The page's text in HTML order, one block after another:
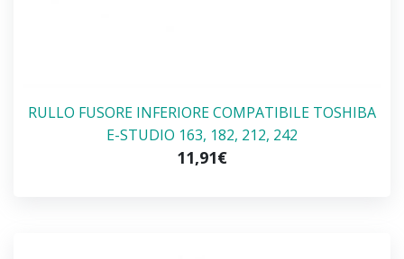
RULLO FUSORE INFERIORE COMPATIBILE TOSHIBA
E-STUDIO 163, 182, 212, 242
11,91€